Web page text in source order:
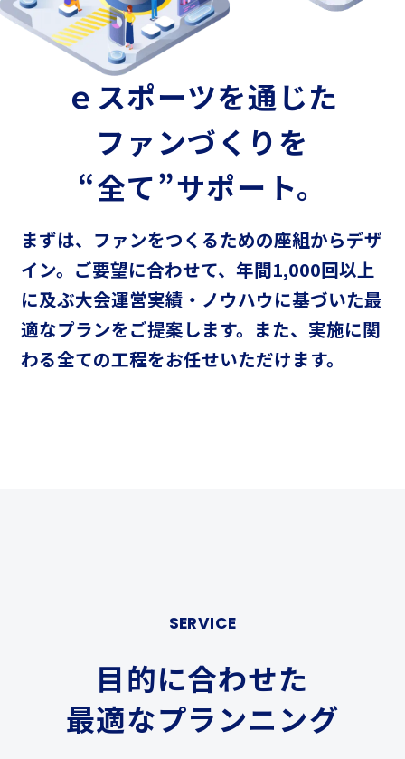
ｅスポーツを通じた
ファンづくりを
“全て”サポート。
まずは、ファンをつくるための座組からデザ
イン。 ご要望に合わせて、年間1,000回以上
に及ぶ大会運営実績・ノウハウに基づいた最
適なプランをご提案します。 また、実施に関
わる全ての工程をお任せいただけます。
SERVICE
目的に合わせた
最適なプランニング